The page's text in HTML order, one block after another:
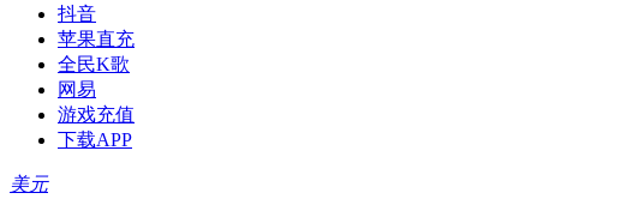
抖音
苹果直充
全民K歌
网易
游戏充值
下载APP
美元